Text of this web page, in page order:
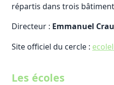
répartis dans trois
Directeur : Emmanuel
Site officiel du cercle :
Les écoles